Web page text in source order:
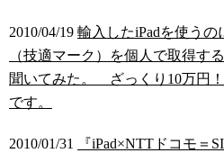
2010/04/19 輸入したiPadを使う
（技適マーク）を個人で取得す
聞いてみた。 ざっくり10万円
です。
2010/01/31
『iPad×NTTドコモ＝